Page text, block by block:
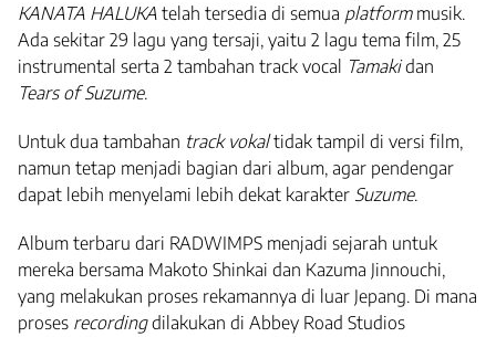
KANATA HALUKA telah tersedia di semua platformmusik.
Ada sekitar 29 lagu yang tersaji, yaitu 2 lagu tema film, 25
instrumental serta 2 tambahan track vocal Tamakidan
Tears of Suzume.
Untuk dua tambahan track vokaltidak tampil di versi film,
namun tetap menjadi bagian dari album, agar pendengar
dapat lebih menyelami lebih dekat karakter Suzume.
Album terbaru dari RADWIMPS menjadi sejarah untuk
mereka bersama Makoto Shinkai dan Kazuma Jinnouchi,
yang melakukan proses rekamannya di luar Jepang. Di mana
proses recordingdilakukan di Abbey Road Studios